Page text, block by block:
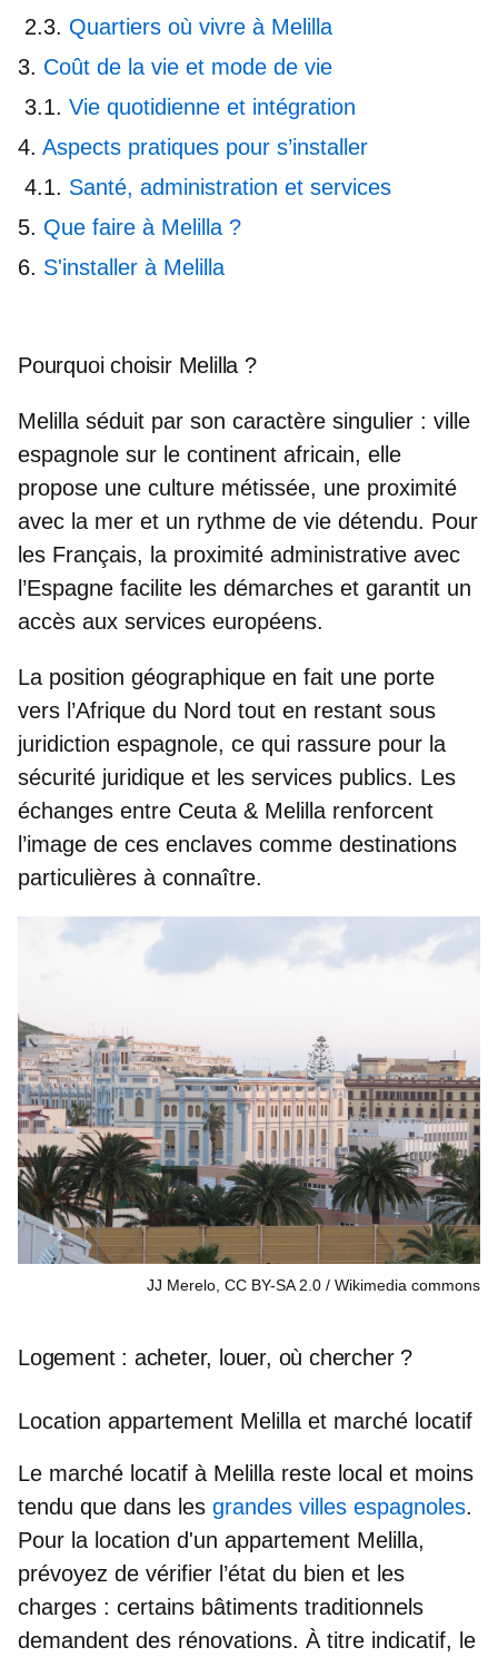
Quartiers où vivre à Melilla
Coût de la vie et mode de vie
Vie quotidienne et intégration
Aspects pratiques pour s’installer
Santé, administration et services
Que faire à Melilla ?
S'installer à Melilla
Pourquoi choisir Melilla ?
Melilla séduit par son caractère singulier : ville
espagnole sur le continent africain, elle
propose une culture métissée, une proximité
avec la mer et un rythme de vie détendu. Pour
les Français, la proximité administrative avec
l’Espagne facilite les démarches et garantit un
accès aux services européens.
La position géographique en fait une porte
vers l’Afrique du Nord tout en restant sous
juridiction espagnole, ce qui rassure pour la
sécurité juridique et les services publics. Les
échanges entre Ceuta & Melilla renforcent
l’image de ces enclaves comme destinations
particulières à connaître.
JJ Merelo, CC BY-SA 2.0 Wikimedia commons
Logement : acheter, louer, où chercher ?
Location appartement Melilla et marché locatif
Le marché locatif à Melilla reste local et moins
tendu que dans les grandes villes espagnoles.
Pour la location d'un appartement Melilla,
prévoyez de vérifier l’état du bien et les
charges : certains bâtiments traditionnels
demandent des rénovations. À titre indicatif, le